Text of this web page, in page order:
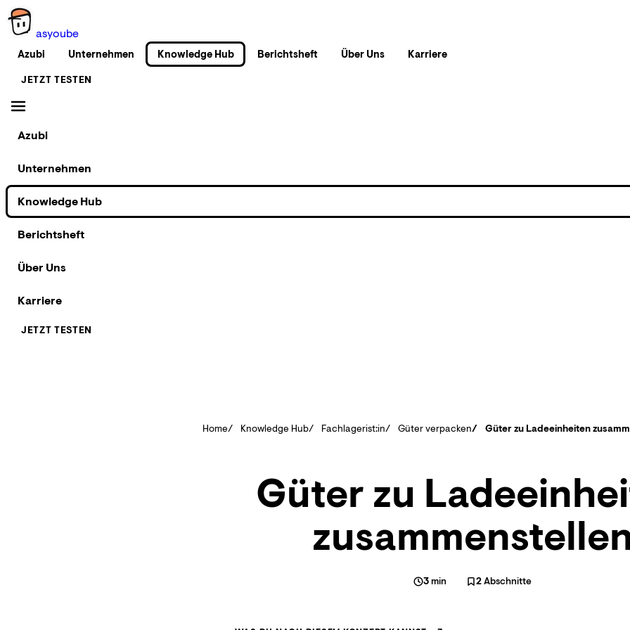
asyoube
Azubi Unternehmen Knowledge Hub Berichtsheft Über Uns Karriere
JETZT TESTEN
Azubi
Unternehmen
Knowledge Hub
Berichtsheft
Über Uns
Karriere
JETZT TESTEN
Home Knowledge Hub Fachlagerist:in Güter verpacken Güter zu Ladeeinheiten
Güter zu
3min 2Abschnitte